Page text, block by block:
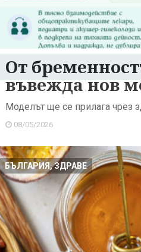
От
въвежда нов
Моделът ще се прилага чрез
08/05/2026
БЪЛГАРИЯ, ЗДРАВЕ